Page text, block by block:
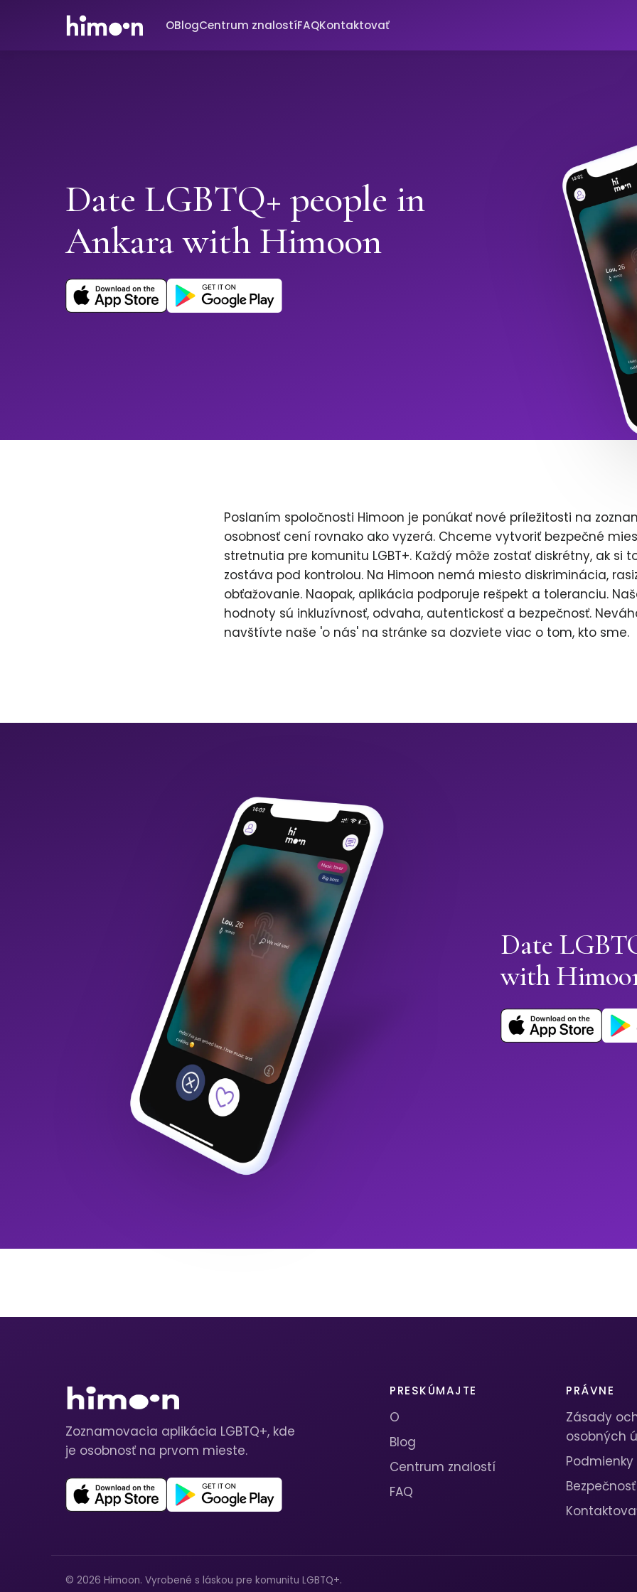
OBlogCentrum znalostíFAQKontaktovať
Date LGBTQ+ people in
Ankara with Himoon
Poslaním spoločnosti Himoon je ponúkať nové príležitosti na
osobnosť cení rovnako ako vyzerá. Chceme vytvoriť bezpečné
stretnutia pre komunitu LGBT+. Každý môže zostať diskrétny, ak si
zostáva pod kontrolou. Na Himoon nemá miesto diskriminácia,
obťažovanie. Naopak, aplikácia podporuje rešpekt a toleranciu.
hodnoty sú inkluzívnosť, odvaha, autentickosť a bezpečnosť.
navštívte naše 'o nás' na stránke sa dozviete viac o tom, kto sme.
Date
with
Zoznamovacia aplikácia LGBTQ+, kde
je osobnosť na prvom mieste.
PRESKÚMAJTE
O
Blog
Centrum znalostí
FAQ
PRÁVNE
Zásady
osobných
Podmienky
Bezpečnosť
© 2026 Himoon. Vyrobené s láskou pre komunitu LGBTQ+.